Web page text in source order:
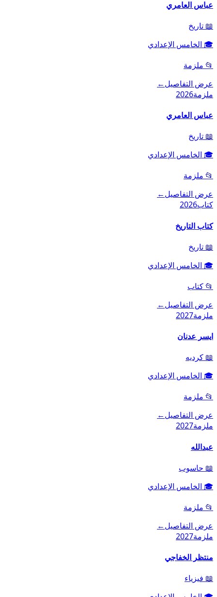
عباس العامري
📖 تاريخ
🎓 الخامس الإعدادي
📂 ملزمة
عرض التفاصيل←
ملزمة2026
عباس العامري
📖 تاريخ
🎓 الخامس الإعدادي
📂 ملزمة
عرض التفاصيل←
كتاب2026
كتاب التاريخ
📖 تاريخ
🎓 الخامس الإعدادي
📂 كتاب
عرض التفاصيل←
ملزمة2027
ايسر عدنان
📖 كرديه
🎓 الخامس الإعدادي
📂 ملزمة
عرض التفاصيل←
ملزمة2027
عبدالله
📖 حاسوب
🎓 الخامس الإعدادي
📂 ملزمة
عرض التفاصيل←
ملزمة2027
منتظر الخفاجي
📖 فيزياء